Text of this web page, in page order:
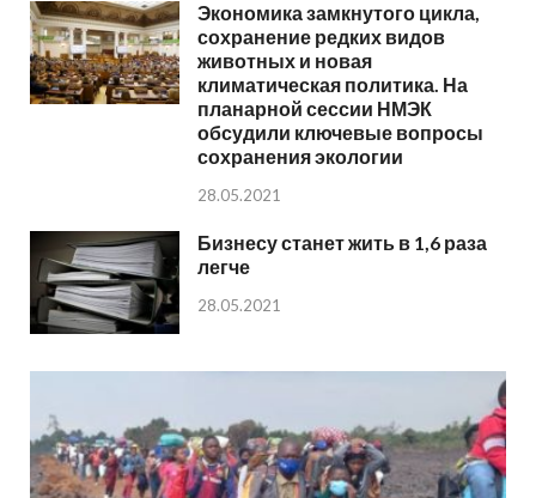
Экономика замкнутого цикла,
сохранение редких видов
животных и новая
климатическая политика. На
планарной сессии НМЭК
обсудили ключевые вопросы
сохранения экологии
28.05.2021
Бизнесу станет жить в 1,6 раза
легче
28.05.2021